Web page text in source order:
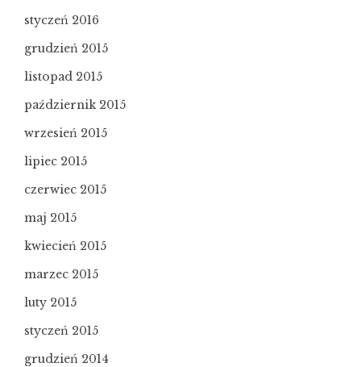
styczeń 2016
grudzień 2015
listopad 2015
październik 2015
wrzesień 2015
lipiec 2015
czerwiec 2015
maj 2015
kwiecień 2015
marzec 2015
luty 2015
styczeń 2015
grudzień 2014